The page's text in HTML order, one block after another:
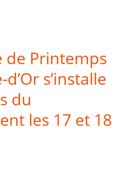
de Printemps
s’installe
du
les 17 et 18